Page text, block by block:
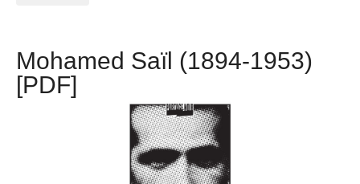
Mohamed Saïl (1894-1953)
[PDF]